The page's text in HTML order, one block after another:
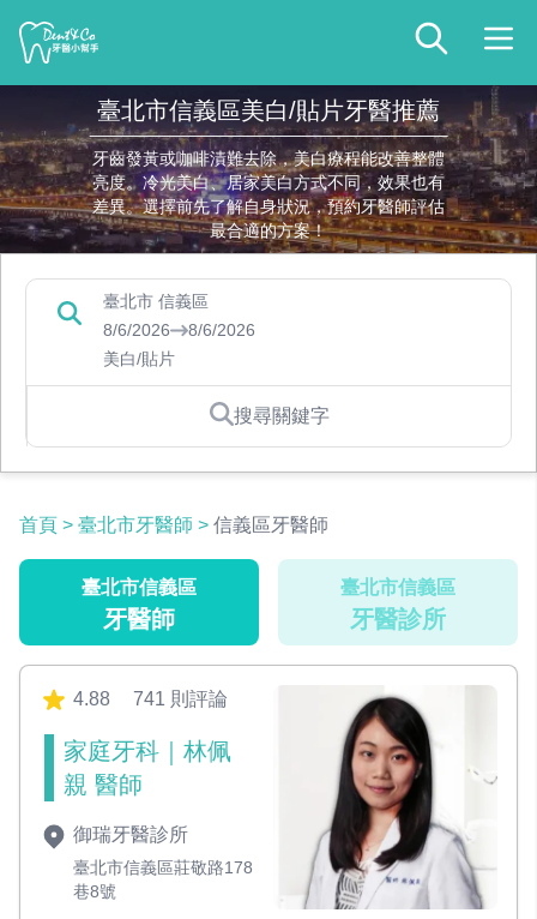
臺北市信義區美白/貼片牙醫推薦
牙齒發黃或咖啡漬難去除，美白療程能改善整體
亮度。冷光美白、居家美白方式不同，效果也有
差異。選擇前先了解自身狀況，預約牙醫師評估
最合適的方案！
臺北市 信義區
8/6/2026
8/6/2026
美白/貼片
搜尋關鍵字
首頁 > 臺北市牙醫師 > 信義區牙醫師
臺北市信義區
牙醫師
臺北市信義區
牙醫診所
4.88 741 則評論
家庭牙科｜林佩
親 醫師
御瑞牙醫診所
臺北市信義區莊敬路178
巷8號